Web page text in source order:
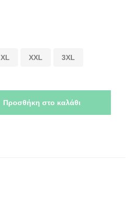
XL XXL 3XL
Προσθήκη στο καλάθι